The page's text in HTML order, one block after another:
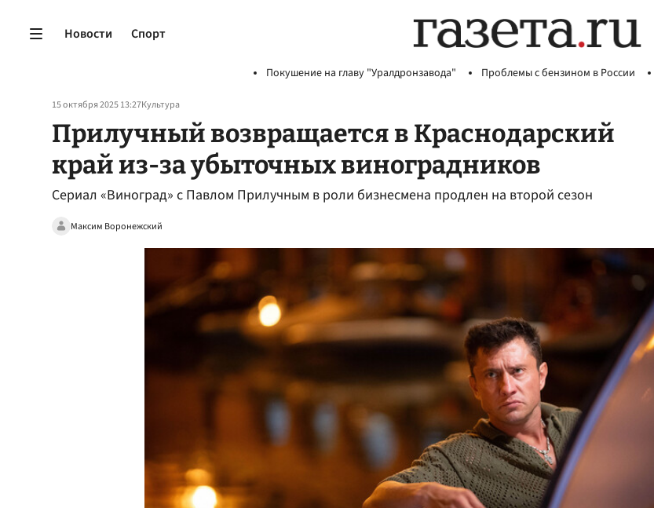
Новости Спорт
Покушение на главу "Уралдронзавода" Проблемы с бензином в России
15 октября 2025 13:27Культура
Прилучный возвращается в Краснодарский
край из-за убыточных виноградников
Сериал «Виноград» с Павлом Прилучным в роли бизнесмена продлен на второй сезон
Максим Воронежский